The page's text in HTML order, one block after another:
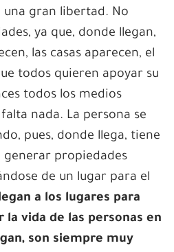
una gran libertad. No
ya que, donde llegan,
las casas aparecen, el
todos quieren apoyar su
todos los medios
nada. La persona se
pues, donde llega, tiene
generar propiedades
de un lugar para el
a los lugares para
la vida de las personas en
son siempre muy